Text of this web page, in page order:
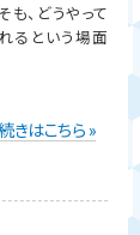
も、どうやって
るという場面
きはこちら »